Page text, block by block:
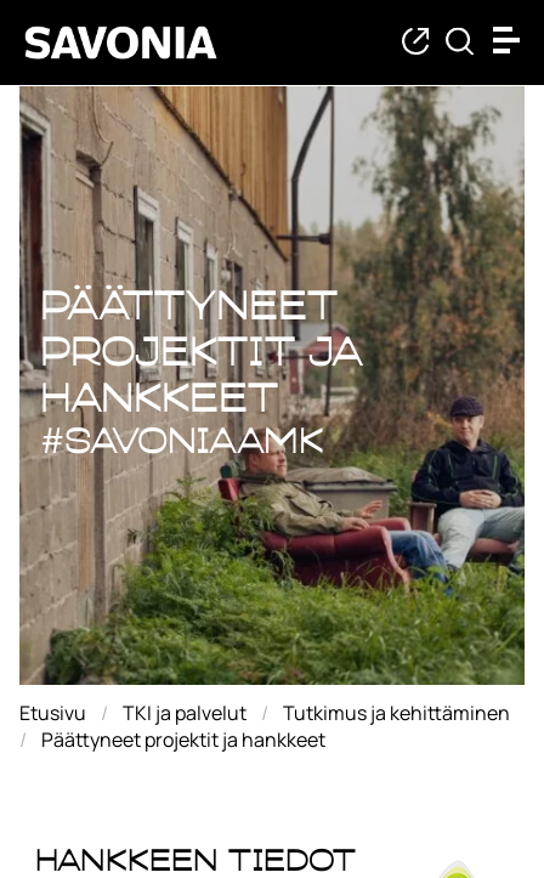
Päättyneet
Päättyneet
projektit ja
hankkeet
#savoniaAMK
Etusivu TKI ja palvelut
Tutkimus ja kehittäminen
Päättyneet projektit ja hankkeet
Hankkeen tiedot